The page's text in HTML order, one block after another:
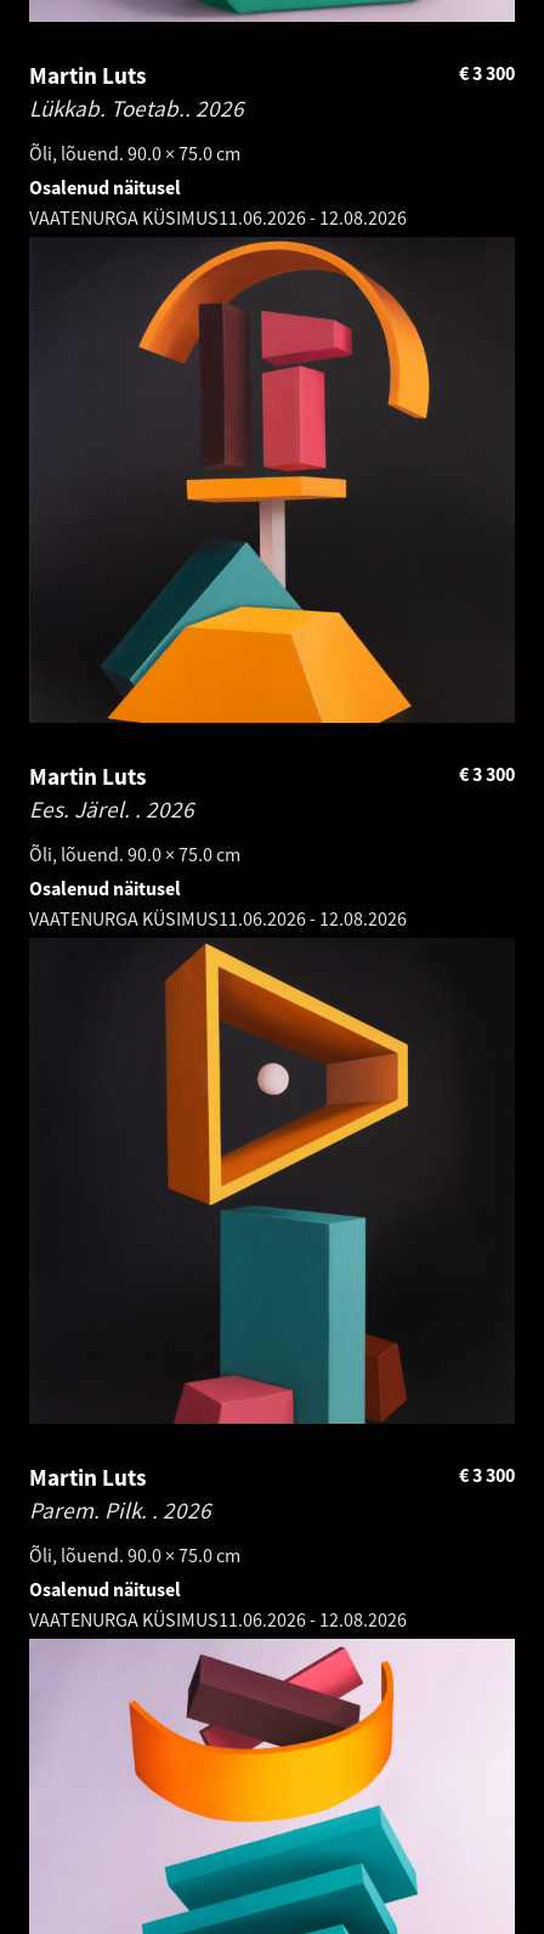
Martin Luts
Lükkab. Toetab.. 2026
Õli, lõuend. 90.0 × 75.0 cm
3 300
€
Osalenud näitusel
VAATENURGA KÜSIMUS11.06.2026- 12.08.2026
Martin Luts
Ees. Järel. . 2026
Õli, lõuend. 90.0 × 75.0 cm
3 300
€
Osalenud näitusel
VAATENURGA KÜSIMUS11.06.2026- 12.08.2026
Martin Luts
Parem. Pilk. . 2026
Õli, lõuend. 90.0 × 75.0 cm
3 300
€
Osalenud näitusel
VAATENURGA KÜSIMUS11.06.2026- 12.08.2026